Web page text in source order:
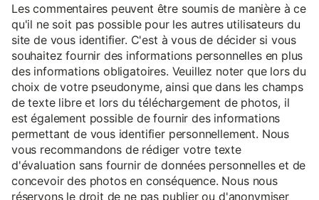
Les commentaires peuvent être soumis de manière à ce
qu'il ne soit pas possible pour les autres utilisateurs du
site de vous identifier. C'est à vous de décider si vous
souhaitez fournir des informations personnelles en plus
des informations obligatoires. Veuillez noter que lors du
choix de votre pseudonyme, ainsi que dans les champs
de texte libre et lors du téléchargement de photos, il
est également possible de fournir des informations
permettant de vous identifier personnellement. Nous
vous recommandons de rédiger votre texte
d'évaluation sans fournir de données personnelles et de
concevoir des photos en conséquence. Nous nous
réservons le droit de ne pas publier ou d'anonymiser